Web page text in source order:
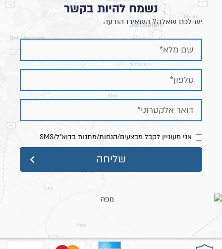
נשמח להיות בקשר
יש לכם שאלה? השאירו הודעה
אני מעוניין לקבל מבצעים/הנחות/מתנות בדוא"ל/SMS